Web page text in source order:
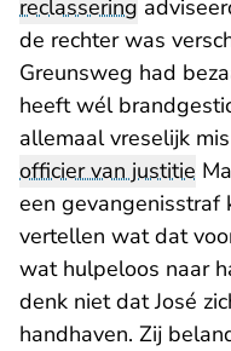
reclassering
de rechter was
Greunsweg had
heeft wél
allemaal vreselijk
officier van justitie
een gevangenisstraf
vertellen wat dat
wat hulpeloos naar
denk niet dat José
handhaven. Zij